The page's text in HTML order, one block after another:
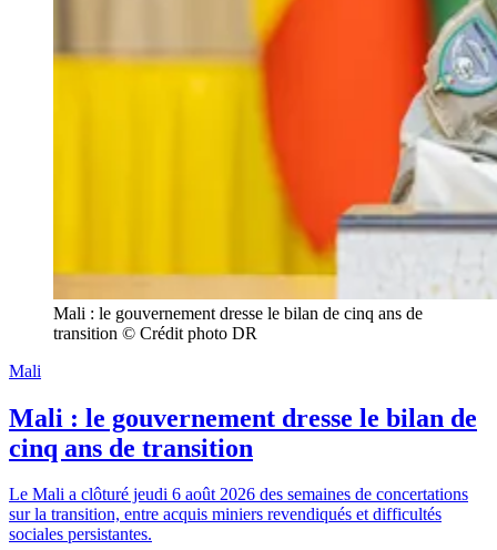
Mali : le gouvernement dresse le bilan de cinq ans de
transition © Crédit photo DR
Mali
Mali : le gouvernement dresse le bilan de
cinq ans de transition
Le Mali a clôturé jeudi 6 août 2026 des semaines de concertations
sur la transition, entre acquis miniers revendiqués et difficultés
sociales persistantes.